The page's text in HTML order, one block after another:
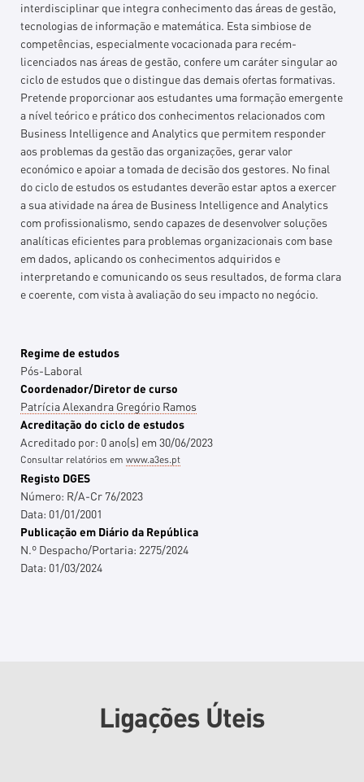
interdisciplinar que integra conhecimento das áreas de gestão,
tecnologias de informação e matemática. Esta simbiose de
competências, especialmente vocacionada para recém-
licenciados nas áreas de gestão, confere um caráter singular ao
ciclo de estudos que o distingue das demais ofertas formativas.
Pretende proporcionar aos estudantes uma formação emergente
a nível teórico e prático dos conhecimentos relacionados com
Business Intelligence and Analytics que permitem responder
aos problemas da gestão das organizações, gerar valor
económico e apoiar a tomada de decisão dos gestores. No final
do ciclo de estudos os estudantes deverão estar aptos a exercer
a sua atividade na área de Business Intelligence and Analytics
com profissionalismo, sendo capazes de desenvolver soluções
analíticas eficientes para problemas organizacionais com base
em dados, aplicando os conhecimentos adquiridos e
interpretando e comunicando os seus resultados, de forma clara
e coerente, com vista à avaliação do seu impacto no negócio.
Regime de estudos
Pós-Laboral
Coordenador/Diretor de curso
Patrícia Alexandra Gregório Ramos
Acreditação do ciclo de estudos
Acreditado por: 0ano(s) em 30/06/2023
Consultar relatórios emwww.a3es.pt
Registo DGES
Número: R/A-Cr 76/2023
Data: 01/01/2001
Publicação em Diário da República
N.º Despacho/Portaria: 2275/2024
Data: 01/03/2024
Ligações Úteis